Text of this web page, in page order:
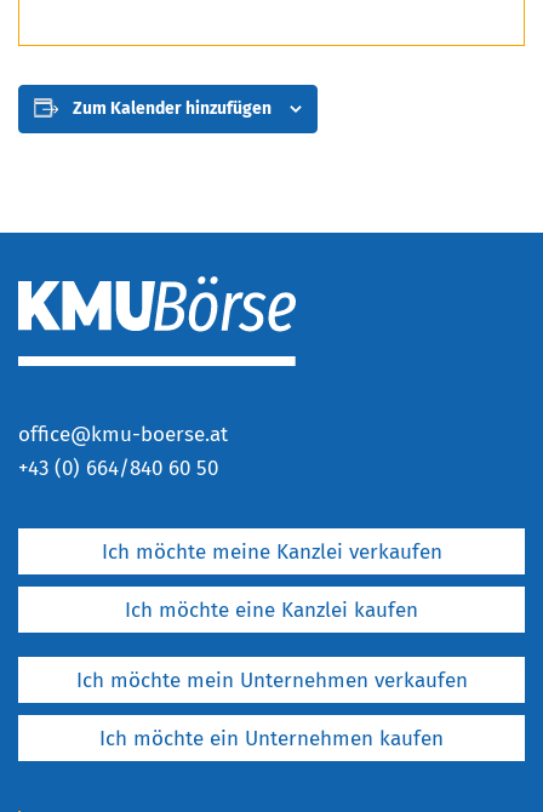
Zum Kalender hinzufügen
office@kmu-boerse.at
+43 (0) 664/840 60 50
Ich möchte meine Kanzlei verkaufen
Ich möchte eine Kanzlei kaufen
Ich möchte mein Unternehmen verkaufen
Ich möchte ein Unternehmen kaufen